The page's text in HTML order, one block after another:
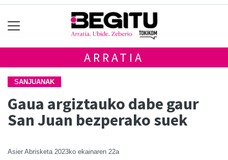
ARRATIA
SANJUANAK
Gaua argiztauko dabe gaur
San Juan bezperako suek
Asier Abrisketa 2023ko ekainaren 22a